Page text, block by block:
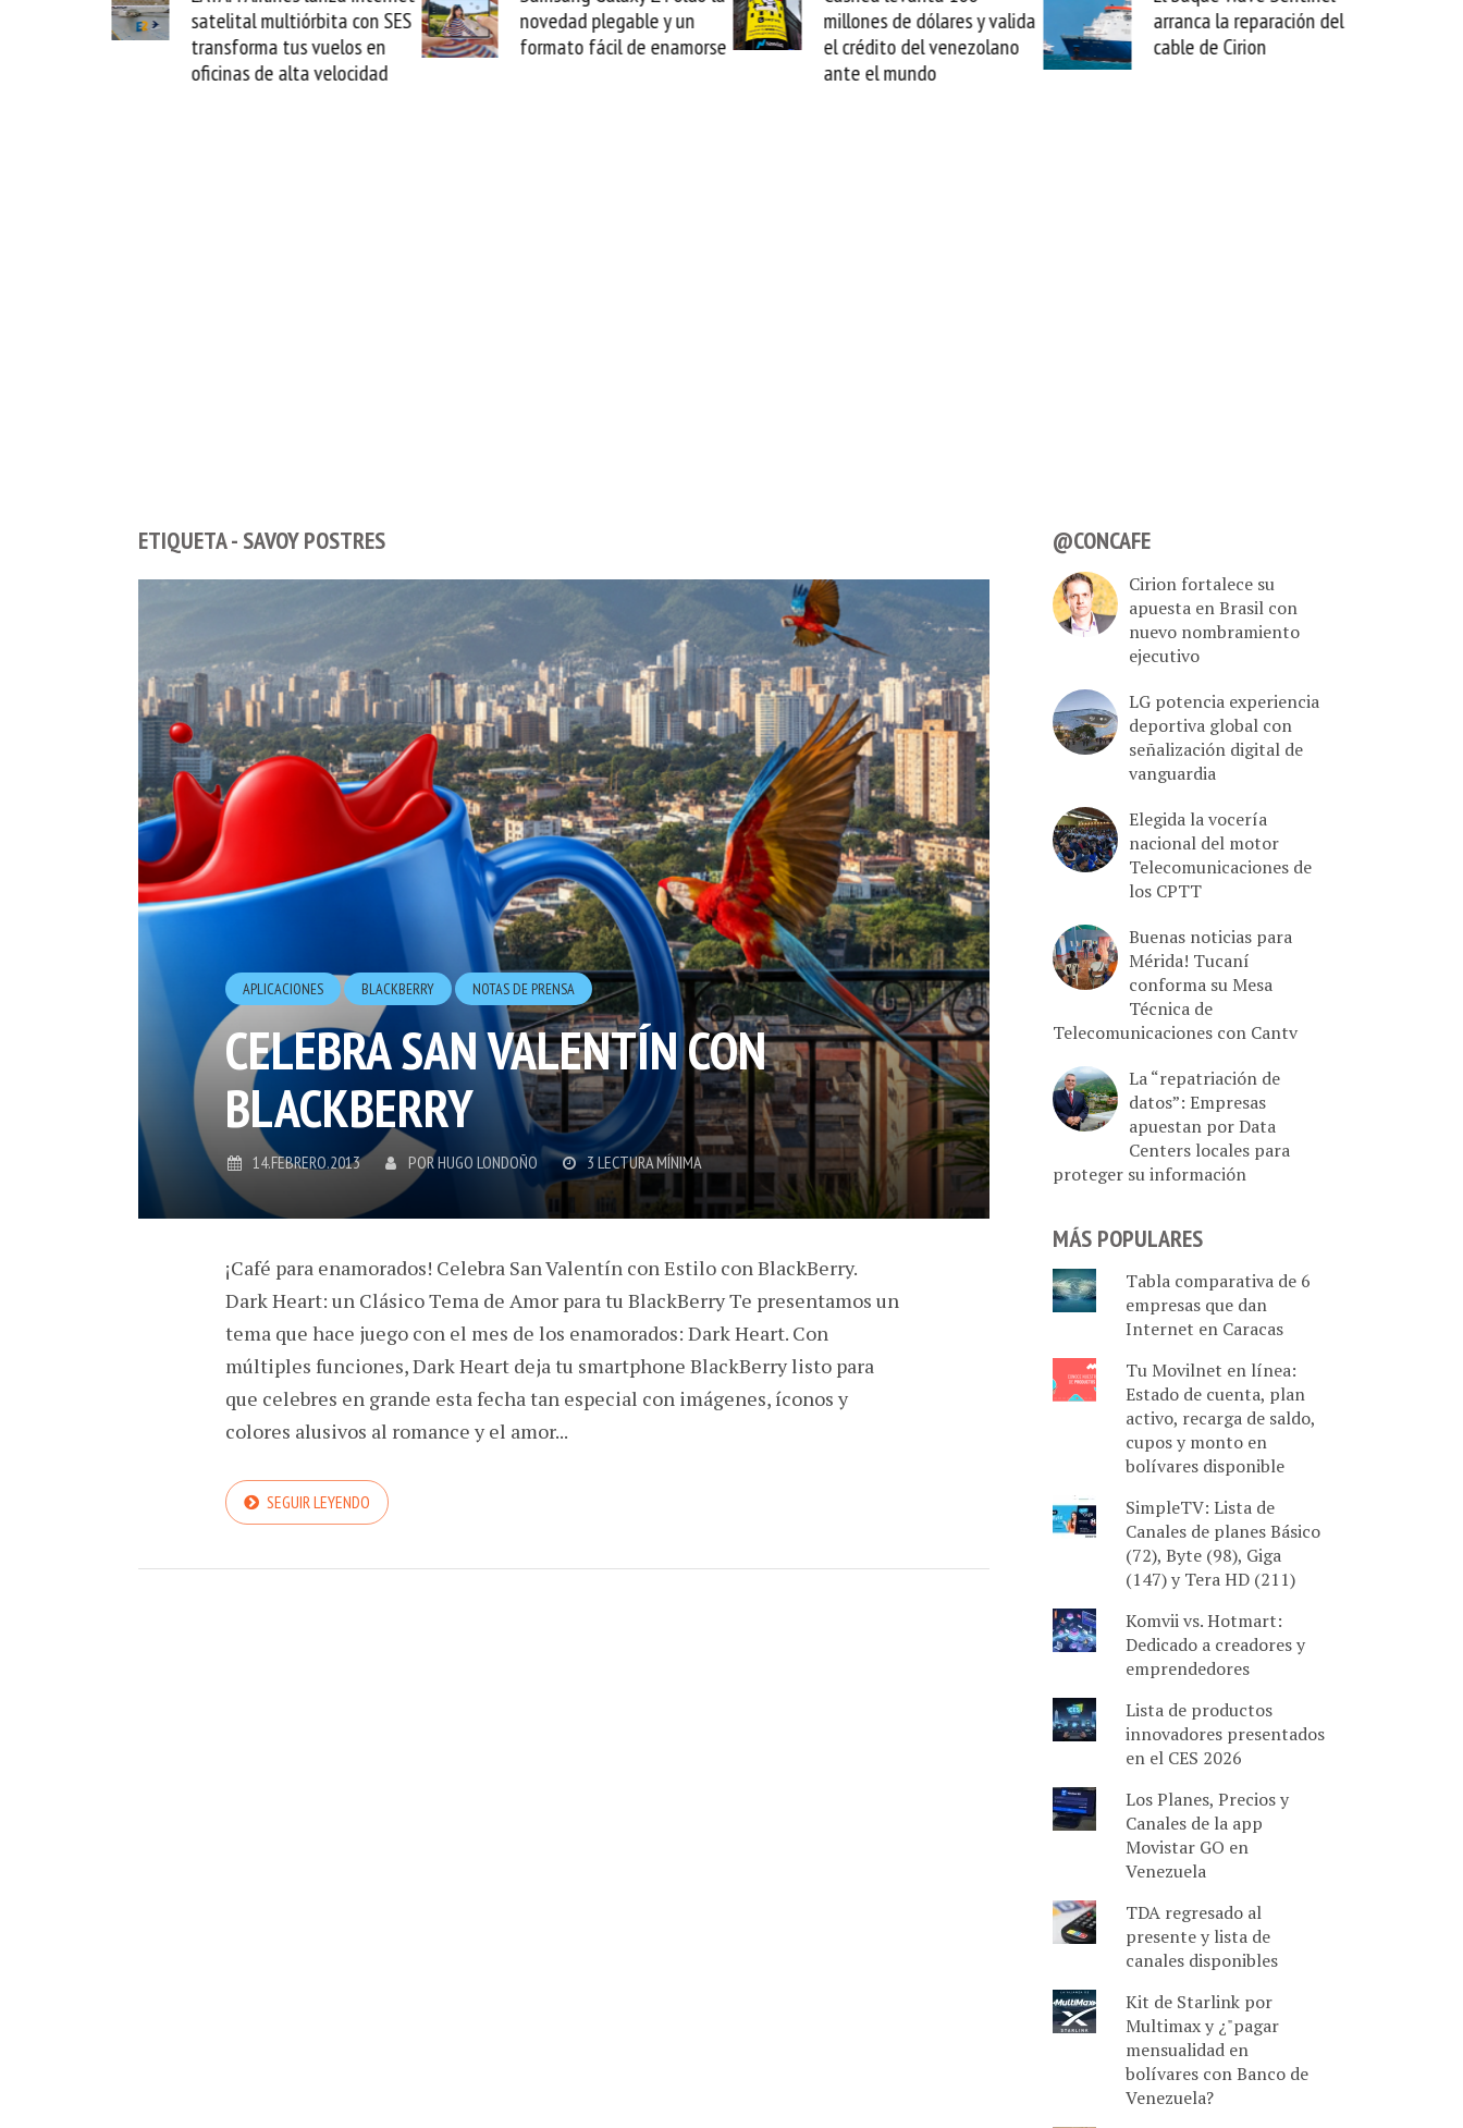
satelital multiórbita con SES
transforma tus vuelos en
oficinas de alta velocidad
novedad plegable y un
formato fácil de enamorse
millones de dólares y valida
el crédito del venezolano
ante el mundo
arranca la reparación del
cable de Cirion
ETIQUETA - SAVOY POSTRES
APLICACIONES BLACKBERRY NOTAS DE PRENSA
CELEBRA SAN VALENTÍN CON
BLACKBERRY
14.FEBRERO.2013 PORHUGO LONDOÑO 3 LECTURA MÍNIMA
¡Café para enamorados! Celebra San Valentín con Estilo con BlackBerry.
Dark Heart: un Clásico Tema de Amor para tu BlackBerry Te presentamos un
tema que hace juego con el mes de los enamorados: Dark Heart. Con
múltiples funciones, Dark Heart deja tu smartphone BlackBerry listo para
que celebres en grande esta fecha tan especial con imágenes, íconos y
colores alusivos al romance y el amor...
SEGUIR LEYENDO
@CONCAFE
Cirion fortalece su
apuesta en Brasil con
nuevo nombramiento
ejecutivo
LG potencia experiencia
deportiva global con
señalización digital de
vanguardia
Elegida la vocería
nacional del motor
Telecomunicaciones de
los CPTT
Buenas noticias para
Mérida! Tucaní
conforma su Mesa
Técnica de
Telecomunicaciones con Cantv
La “repatriación de
datos”: Empresas
apuestan por Data
Centers locales para
proteger su información
MÁS POPULARES
Tabla comparativa de 6
empresas que dan
Internet en Caracas
Tu Movilnet en línea:
Estado de cuenta, plan
activo, recarga de saldo,
cupos y monto en
bolívares disponible
SimpleTV: Lista de
Canales de planes Básico
(72), Byte (98), Giga
(147) y Tera HD (211)
Komvii vs. Hotmart:
Dedicado a creadores y
emprendedores
Lista de productos
innovadores presentados
en el CES 2026
Los Planes, Precios y
Canales de la app
Movistar GO en
Venezuela
TDA regresado al
presente y lista de
canales disponibles
Kit de Starlink por
Multimax y ¿"pagar
mensualidad en
bolívares con Banco de
Venezuela?